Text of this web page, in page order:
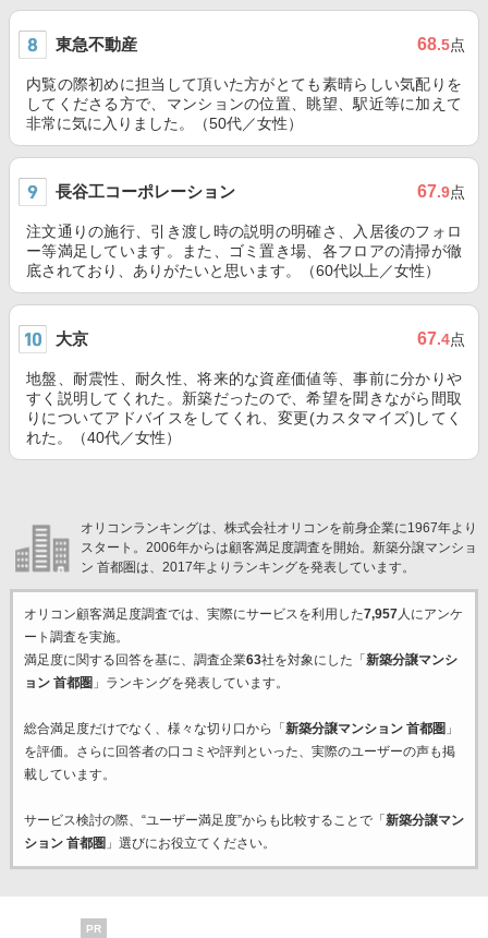
東急不動産 68.5点
内覧の際初めに担当して頂いた方がとても素晴らしい気配りを
してくださる方で、マンションの位置、眺望、駅近等に加えて
非常に気に入りました。（50代／女性）
長谷工コーポレーション 67.9点
注文通りの施行、引き渡し時の説明の明確さ、入居後のフォロ
ー等満足しています。また、ゴミ置き場、各フロアの清掃が徹
底されており、ありがたいと思います。（60代以上／女性）
大京 67.4点
地盤、耐震性、耐久性、将来的な資産価値等、事前に分かりや
すく説明してくれた。新築だったので、希望を聞きながら間取
りについてアドバイスをしてくれ、変更(カスタマイズ)してく
れた。（40代／女性）
オリコンランキングは、株式会社オリコンを前身企業に1967年より
スタート。2006年からは顧客満足度調査を開始。新築分譲マンショ
ン 首都圏は、2017年よりランキングを発表しています。
オリコン顧客満足度調査では、実際にサービスを利用した7,957人にアンケ
ート調査を実施。
満足度に関する回答を基に、調査企業63社を対象にした「 新築分譲マンシ
ョン 首都圏 」ランキングを発表しています。
総合満足度だけでなく、様々な切り口から「 新築分譲マンション 首都圏 」
を評価。さらに回答者の口コミや評判といった、実際のユーザーの声も掲
載しています。
サービス検討の際、“ユーザー満足度”からも比較することで「 新築分譲マン
ション 首都圏 」選びにお役立てください。
PR